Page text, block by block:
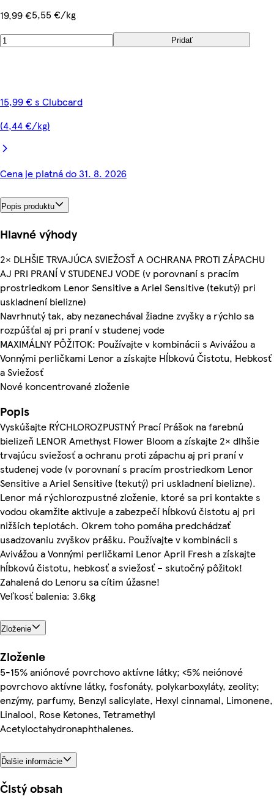
19,99 €5,55 €/kg
Pridať
15,99 € s Clubcard
(4,44 €/kg)
Cena je platná do 31. 8. 2026
Popis produktu
Hlavné výhody
2× DLHŠIE TRVAJÚCA SVIEŽOSŤ A OCHRANA PROTI ZÁPACHU
AJ PRI PRANÍ V STUDENEJ VODE (v porovnaní s pracím
prostriedkom Lenor Sensitive a Ariel Sensitive (tekutý) pri
uskladnení bielizne)
Navrhnutý tak, aby nezanechával žiadne zvyšky a rýchlo sa
rozpúšťal aj pri praní v studenej vode
MAXIMÁLNY PÔŽITOK: Používajte v kombinácii s Avivážou a
Vonnými perličkami Lenor a získajte Hĺbkovú Čistotu, Hebkosť
a Sviežosť
Nové koncentrované zloženie
Popis
Vyskúšajte RÝCHLOROZPUSTNÝ Prací Prášok na farebnú
bielizeň LENOR Amethyst Flower Bloom a získajte 2× dlhšie
trvajúcu sviežosť a ochranu proti zápachu aj pri praní v
studenej vode (v porovnaní s pracím prostriedkom Lenor
Sensitive a Ariel Sensitive (tekutý) pri uskladnení bielizne).
Lenor má rýchlorozpustné zloženie, ktoré sa pri kontakte s
vodou okamžite aktivuje a zabezpečí hĺbkovú čistotu aj pri
nižších teplotách. Okrem toho pomáha predchádzať
usadzovaniu zvyškov prášku. Používajte v kombinácii s
Avivážou a Vonnými perličkami Lenor April Fresh a získajte
hĺbkovú čistotu, hebkosť a sviežosť – skutočný pôžitok!
Zahalená do Lenoru sa cítim úžasne!
Veľkosť balenia: 3.6kg
Zloženie
Zloženie
5-15% aniónové povrchovo aktívne látky; <5% neiónové
povrchovo aktívne látky, fosfonáty, polykarboxyláty, zeolity;
enzýmy, parfumy, Benzyl salicylate, Hexyl cinnamal, Limonene,
Linalool, Rose Ketones, Tetramethyl
Acetyloctahydronaphthalenes.
Ďalšie informácie
Čistý obsah